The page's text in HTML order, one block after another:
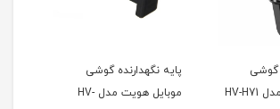
نگهدارنده گوشی
پایه نگهدارنده گوشی
موبایل وریتی مدل V-CH1110